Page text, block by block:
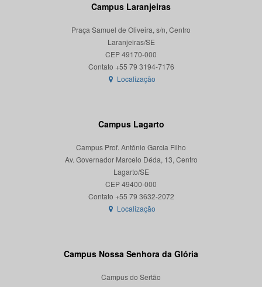
Campus Laranjeiras
Praça Samuel de Oliveira, s/n, Centro
Laranjeiras/SE
CEP 49170-000
Localização
Campus Lagarto
Campus Prof. Antônio Garcia Filho
Av. Governador Marcelo Déda, 13, Centro
Lagarto/SE
CEP 49400-000
Localização
Campus Nossa Senhora da Glória
Campus do Sertão